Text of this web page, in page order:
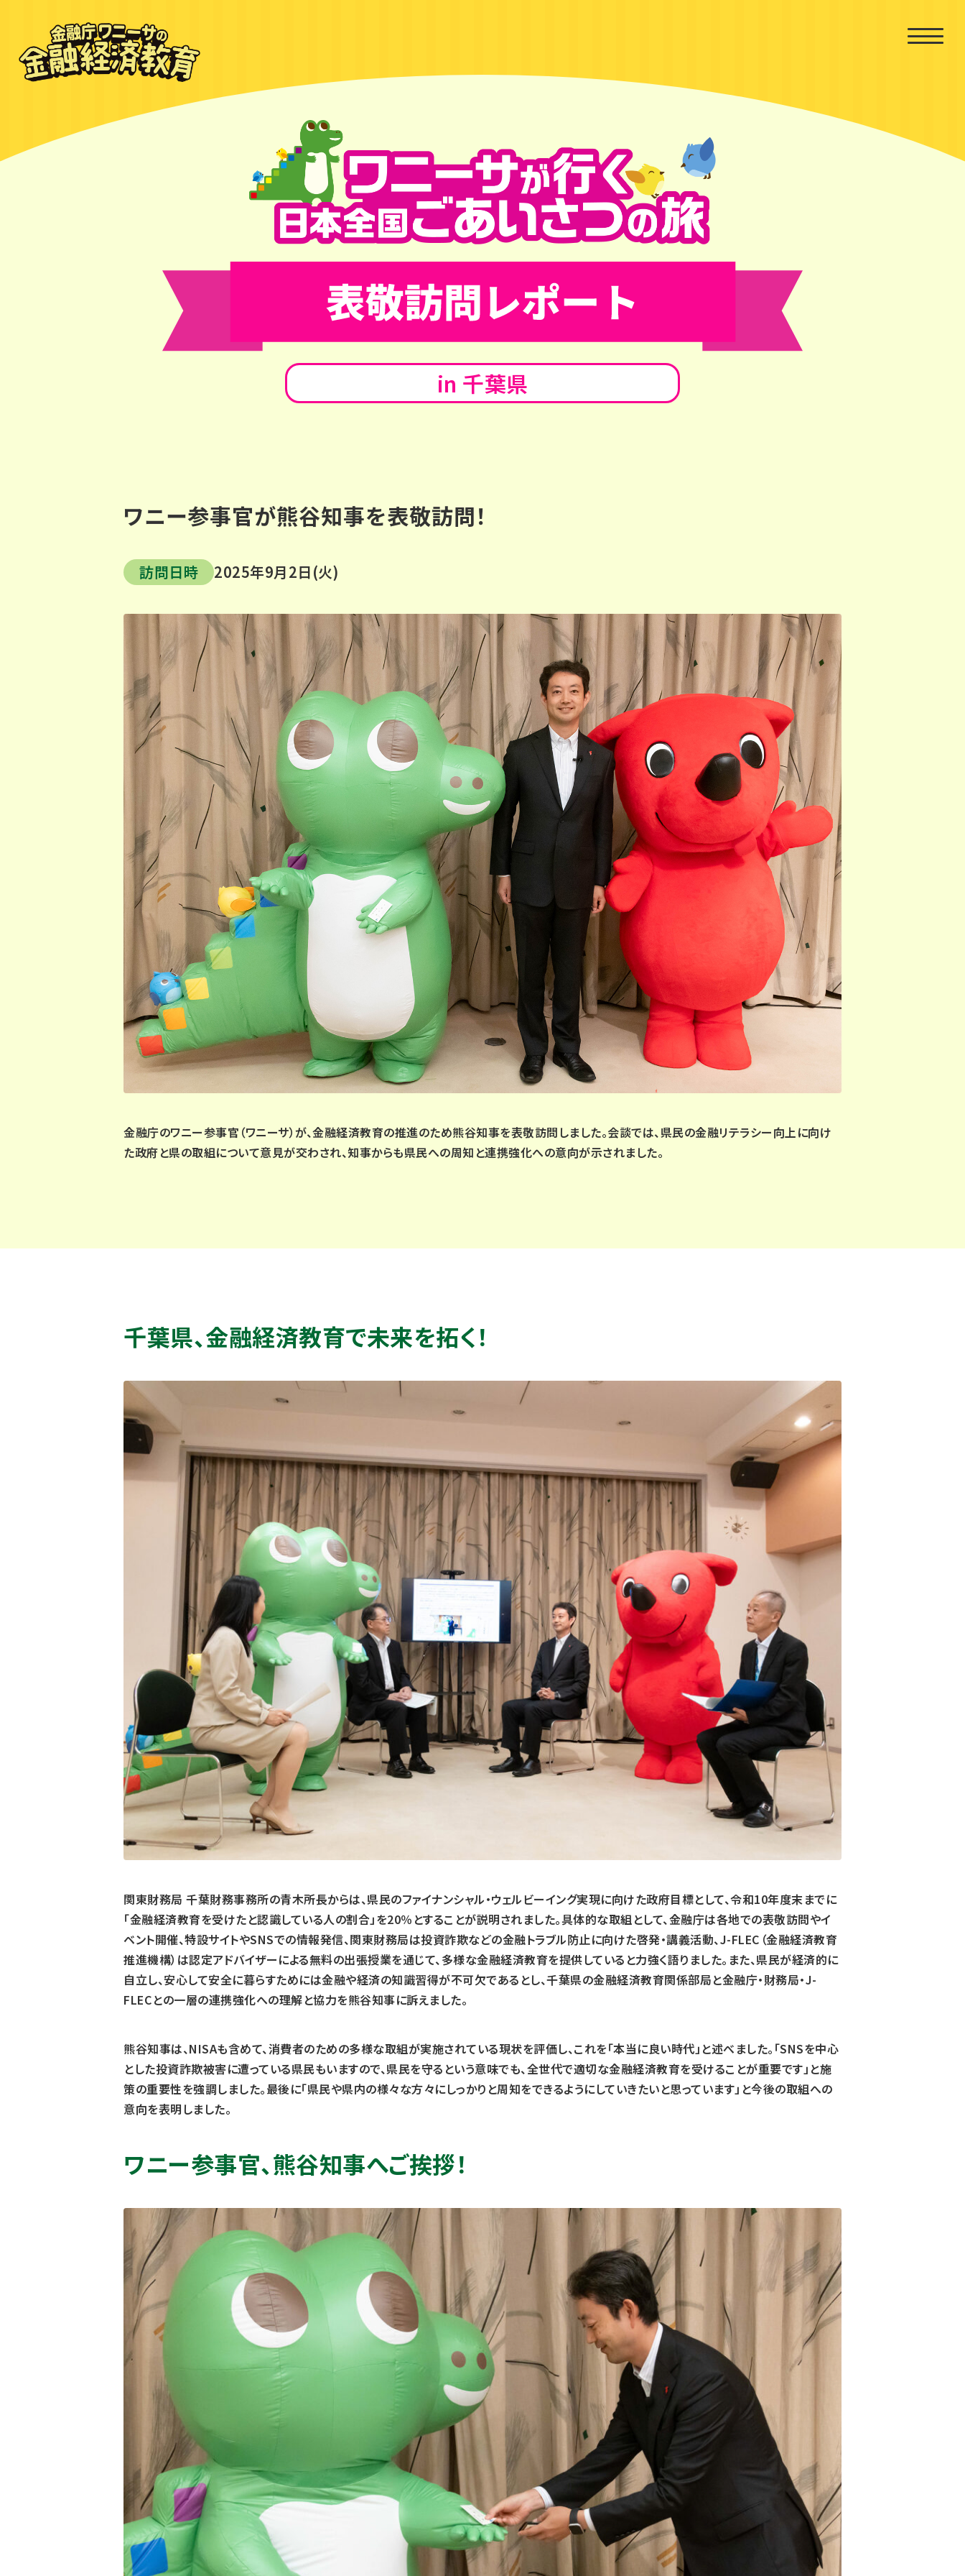
金融庁ワニ
ーサの金融
ワニーサが行く 日本全国ごあいさつの旅
表敬訪問レポート
in 千葉県
ワニー参事官が熊谷知事を表敬訪問！
訪問日時 2025年9月2日(火)
金融庁のワニー参事官（ワニーサ）が、金融経済教育の推進のため熊谷知事を表敬訪問しました。会談では、県民の金融リテラシー向上に向け
た政府と県の取組について意見が交わされ、知事からも県民への周知と連携強化への意向が示されました。
千葉県、金融経済教育で未来を拓く！
関東財務局 千葉財務事務所の青木所長からは、県民のファイナンシャル・ウェルビーイング実現に向けた政府目標として、令和10年度末までに
「金融経済教育を受けたと認識している人の割合」を20％とすることが説明されました。具体的な取組として、金融庁は各地での表敬訪問やイ
ベント開催、特設サイトやSNSでの情報発信、関東財務局は投資詐欺などの金融トラブル防止に向けた啓発・講義活動、J-FLEC（金融経済教育
推進機構）は認定アドバイザーによる無料の出張授業を通じて、多様な金融経済教育を提供していると力強く語りました。また、県民が経済的に
自立し、安心して安全に暮らすためには金融や経済の知識習得が不可欠であるとし、千葉県の金融経済教育関係部局と金融庁・財務局・J-
FLECとの一層の連携強化への理解と協力を熊谷知事に訴えました。
熊谷知事は、NISAも含めて、消費者のための多様な取組が実施されている現状を評価し、これを「本当に良い時代」と述べました。「SNSを中心
とした投資詐欺被害に遭っている県民もいますので、県民を守るという意味でも、全世代で適切な金融経済教育を受けることが重要です」と施
策の重要性を強調しました。最後に「県民や県内の様々な方々にしっかりと周知をできるようにしていきたいと思っています」と今後の取組への
意向を表明しました。
ワニー参事官、熊谷知事へご挨拶！